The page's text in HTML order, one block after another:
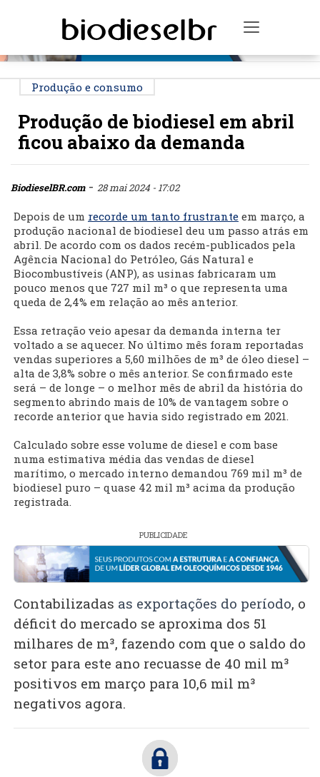
Toggle
Produção e consumo
Produção de biodiesel em abril
ficou abaixo da demanda
BiodieselBR.com- 28 mai 2024 - 17:02
Depois de um recorde um tanto frustrante em março, a
produção nacional de biodiesel deu um passo atrás em
abril. De acordo com os dados recém-publicados pela
Agência Nacional do Petróleo, Gás Natural e
Biocombustíveis (ANP), as usinas fabricaram um
pouco menos que 727 mil m³ o que representa uma
queda de 2,4% em relação ao mês anterior.
Essa retração veio apesar da demanda interna ter
voltado a se aquecer. No último mês foram reportadas
vendas superiores a 5,60 milhões de m³ de óleo diesel –
alta de 3,8% sobre o mês anterior. Se confirmado este
será – de longe – o melhor mês de abril da história do
segmento abrindo mais de 10% de vantagem sobre o
recorde anterior que havia sido registrado em 2021.
Calculado sobre esse volume de diesel e com base
numa estimativa média das vendas de diesel
marítimo, o mercado interno demandou 769 mil m³ de
biodiesel puro – quase 42 mil m³ acima da produção
registrada.
PUBLICIDADE
Contabilizadas as exportações do período, o
déficit do mercado se aproxima dos 51
milhares de m³, fazendo com que o saldo do
setor para este ano recuasse de 40 mil m³
positivos em março para 10,6 mil m³
negativos agora.